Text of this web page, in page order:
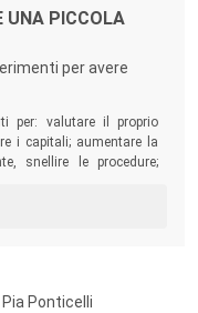
UNA PICCOLA
per avere
per: valutare il proprio
i capitali; aumentare la
snellire le procedure;
Ponticelli